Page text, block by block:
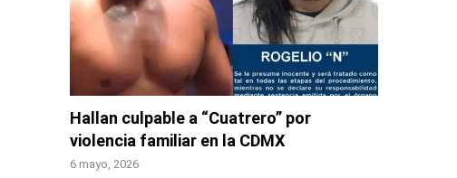
Hallan culpable a “Cuatrero” por
violencia familiar en la CDMX
6 mayo, 2026